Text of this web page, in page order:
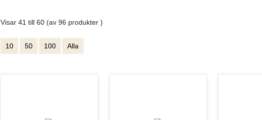
Visar 41 till 60 (av 96 produkter )
10 50 100 Alla